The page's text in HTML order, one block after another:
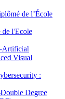
de l’École
de l'Ecole
Artificial
Visual
:
Degree